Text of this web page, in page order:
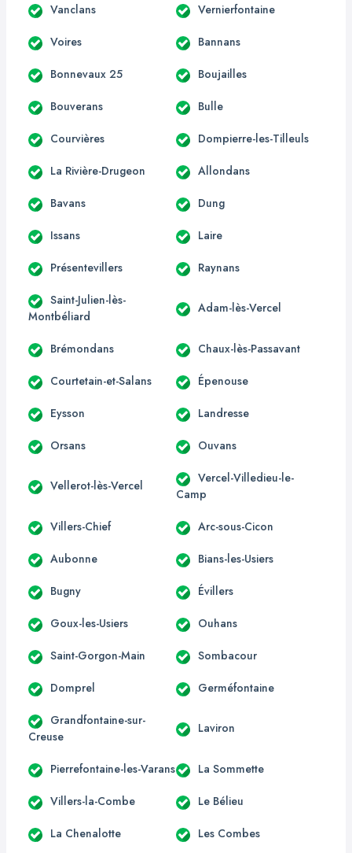
Vanclans Vernierfontaine
Voires Bannans
Bonnevaux 25 Boujailles
Bouverans Bulle
Courvières Dompierre-les-Tilleuls
La Rivière-Drugeon Allondans
Bavans Dung
Issans Laire
Présentevillers Raynans
Saint-Julien-lès-
Montbéliard
Adam-lès-Vercel
Brémondans Chaux-lès-Passavant
Courtetain-et-Salans Épenouse
Eysson Landresse
Orsans Ouvans
Vellerot-lès-Vercel
Vercel-Villedieu-le-
Camp
Villers-Chief Arc-sous-Cicon
Aubonne Bians-les-Usiers
Bugny Évillers
Goux-les-Usiers Ouhans
Saint-Gorgon-Main Sombacour
Domprel Germéfontaine
Grandfontaine-sur-
Creuse
Laviron
Pierrefontaine-les-Varans La Sommette
Villers-la-Combe Le Bélieu
La Chenalotte Les Combes